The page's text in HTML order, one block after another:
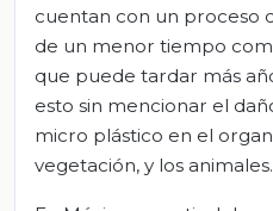
cuentan con un proceso
de un menor tiempo
que puede tardar más
esto sin mencionar el
micro plástico en el
vegetación, y los animales.